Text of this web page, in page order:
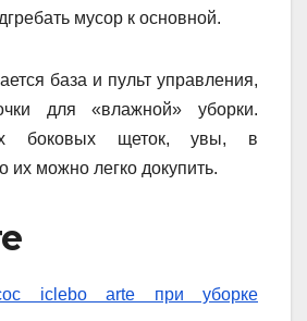
мусор к основной.
база и пульт управления,
для «влажной» уборки.
боковых щеток, увы, в
их можно легко докупить.